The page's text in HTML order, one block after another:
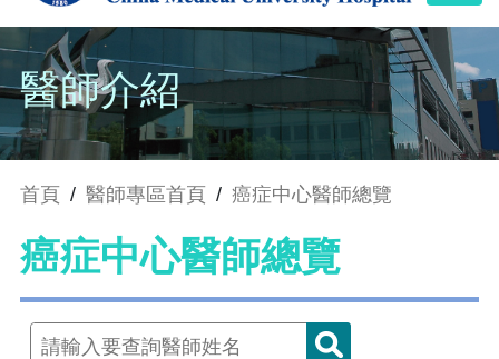
醫師介紹
首頁 / 醫師專區首頁 / 癌症中心醫師總覽
癌症中心醫師總覽